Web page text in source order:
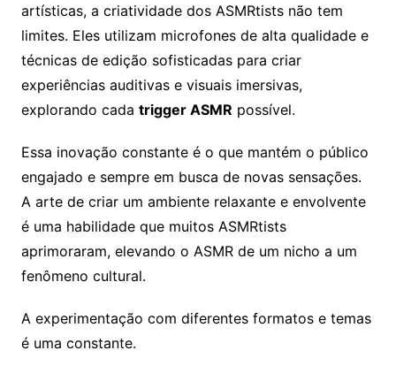
artísticas, a criatividade dos ASMRtists não tem
limites. Eles utilizam microfones de alta qualidade e
técnicas de edição sofisticadas para criar
experiências auditivas e visuais imersivas,
explorando cada trigger ASMR possível.
Essa inovação constante é o que mantém o público
engajado e sempre em busca de novas sensações.
A arte de criar um ambiente relaxante e envolvente
é uma habilidade que muitos ASMRtists
aprimoraram, elevando o ASMR de um nicho a um
fenômeno cultural.
A experimentação com diferentes formatos e temas
é uma constante.